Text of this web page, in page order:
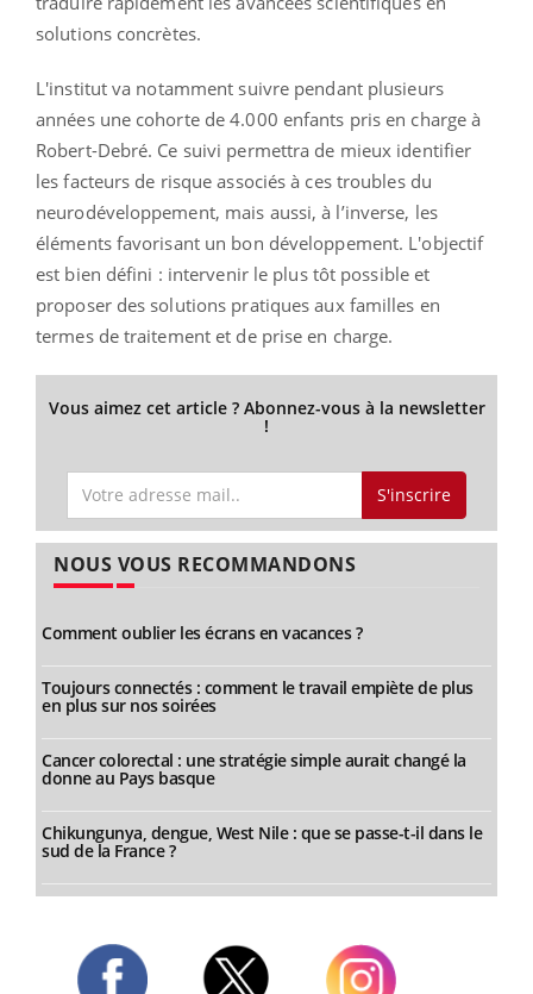
solutions concrètes.
L'institut va notamment suivre pendant plusieurs
années une cohorte de 4.000 enfants pris en charge à
Robert-Debré. Ce suivi permettra de mieux identifier
les facteurs de risque associés à ces troubles du
neurodéveloppement, mais aussi, à l’inverse, les
éléments favorisant un bon développement. L'objectif
est bien défini : intervenir le plus tôt possible et
proposer des solutions pratiques aux familles en
termes de traitement et de prise en charge.
Vous aimez cet article ? Abonnez-vous à la newsletter
!
S'inscrire
NOUS VOUS RECOMMANDONS
Comment oublier les écrans en vacances ?
Toujours connectés : comment le travail empiète de plus
en plus sur nos soirées
Cancer colorectal : une stratégie simple aurait changé la
donne au Pays basque
Chikungunya, dengue, West Nile : que se passe-t-il dans le
sud de la France ?